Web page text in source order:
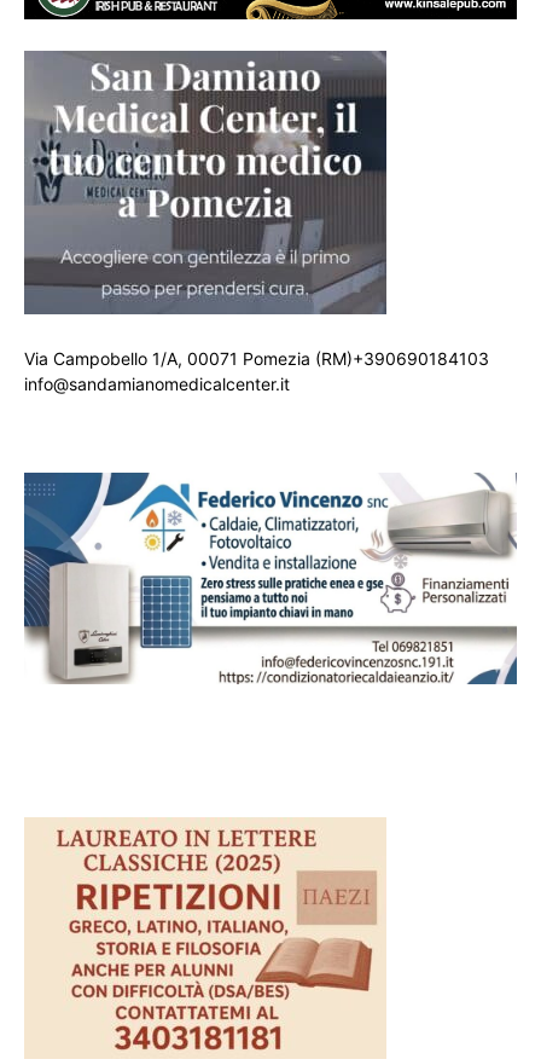
Via Campobello 1/A, 00071 Pomezia (RM)+390690184103
info@sandamianomedicalcenter.it